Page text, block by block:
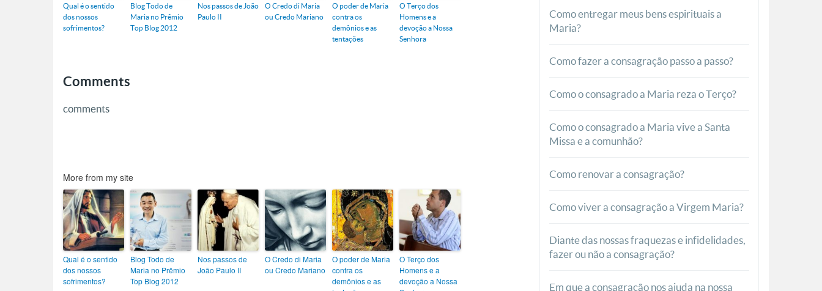
Qual é o sentido
dos nossos
sofrimentos?
Blog Todo de
Maria no Prêmio
Top Blog 2012
Nos passos de João
Paulo II
O Credo di Maria
ou Credo Mariano
O poder de Maria
contra os
demônios e as
tentações
O Terço dos
Homens e a
devoção a Nossa
Senhora
Comments
comments
More from my site
Qual é o sentido
dos nossos
sofrimentos?
Blog Todo de
Maria no Prêmio
Top Blog 2012
Nos passos de
João Paulo II
O Credo di Maria
ou Credo Mariano
O poder de Maria
contra os
demônios e as
O Terço dos
Homens e a
devoção a Nossa
Como entregar meus bens espirituais a
Maria?
Como fazer a consagração passo a passo?
Como o consagrado a Maria reza o Terço?
Como o consagrado a Maria vive a Santa
Missa e a comunhão?
Como renovar a consagração?
Como viver a consagração a Virgem Maria?
Diante das nossas fraquezas e infidelidades,
fazer ou não a consagração?
Em que a consagração nos ajuda na nossa